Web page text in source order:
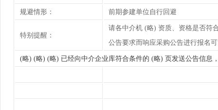
规避情形： 前期参建单位自行回避
特别提醒：
请各中介机 (略) 资质、资格是否符
公告要求而响应采购公告进行报名
(略) (略) (略) 已经向中介企业库符合条件的 (略) 页发送公告信息